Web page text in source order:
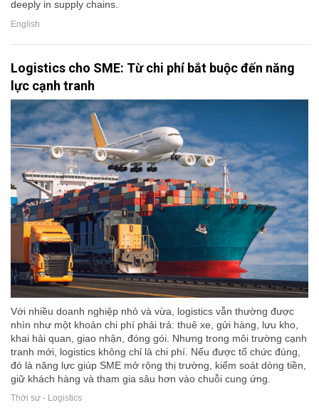
deeply in supply chains.
English
Logistics cho SME: Từ chi phí bắt buộc đến năng
lực cạnh tranh
Với nhiều doanh nghiệp nhỏ và vừa, logistics vẫn thường được
nhìn như một khoản chi phí phải trả: thuê xe, gửi hàng, lưu kho,
khai hải quan, giao nhận, đóng gói. Nhưng trong môi trường cạnh
tranh mới, logistics không chỉ là chi phí. Nếu được tổ chức đúng,
đó là năng lực giúp SME mở rộng thị trường, kiểm soát dòng tiền,
giữ khách hàng và tham gia sâu hơn vào chuỗi cung ứng.
Thời sự - Logistics